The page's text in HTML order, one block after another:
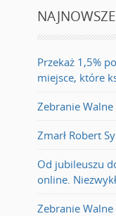
Przekaż 1,5%
miejsce, które
Zebranie
Zmarł Robert
Od jubileuszu
online.
Zebranie